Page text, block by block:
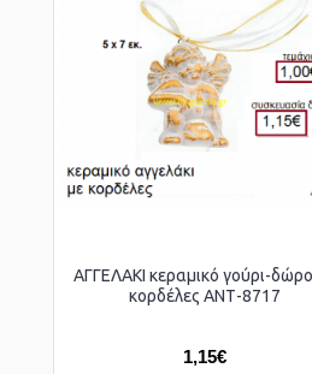
ΑΓΓΕΛΑΚΙ κεραμικό γούρι-
κορδέλες ΑΝΤ-8717
1,15€